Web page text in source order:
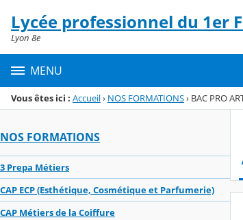
Menu de la rubrique
Contenu
Lycée professionnel du 1er
Lyon 8e
MENU
Vous êtes ici : Accueil› NOS FORMATIONS› BAC PRO
NOS FORMATIONS
3 Prepa Métiers
CAP ECP (Esthétique, Cosmétique et Parfumerie)
CAP Métiers de la Coiffure